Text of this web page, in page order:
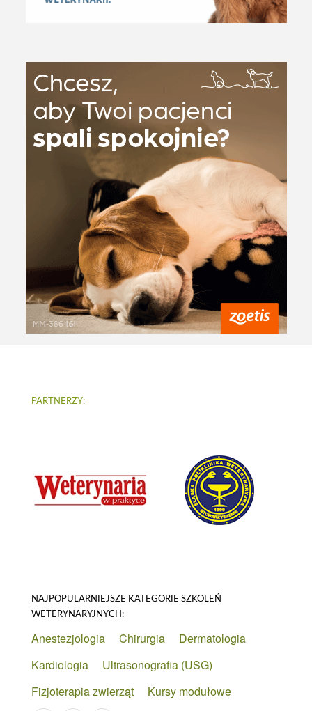
PARTNERZY:
NAJPOPULARNIEJSZE KATEGORIE SZKOLEŃ
WETERYNARYJNYCH:
Anestezjologia Chirurgia
Dermatologia
Kardiologia
Ultrasonografia (USG)
Fizjoterapia zwierząt
Kursy modułowe